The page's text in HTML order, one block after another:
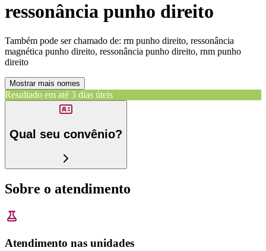
ressonância punho direito
Também pode ser chamado de: rm punho direito, ressonância
magnética punho direito, ressonância punho direito, rnm punho
direito
Mostrar mais nomes
Resultado em até 3 dias úteis
Qual seu convênio?
Sobre o atendimento
Atendimento nas unidades